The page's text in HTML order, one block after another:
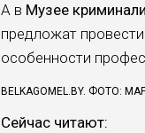
А в Музее
предложат
особенности
BELKAGOMEL.BY. ФОТО:
Сейчас читают: